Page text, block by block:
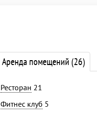
Аренда помещений (26)
Ресторан 21
Фитнес клуб 5